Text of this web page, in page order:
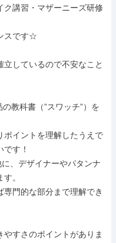
ク講習・マザーニーズ研修
スです☆
立しているので不安なこと
教科書（”スワッチ”）を
ポイントを理解したうえで
す！
、デザイナーやパタンナ
。
門的な部分まで理解でき
すさのポイントがありま